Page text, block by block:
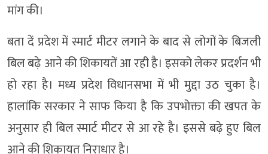
मांग की।
बता दें प्रदेश में स्मार्ट मीटर लगाने के बाद से लोगों के बिजली
बिल बढ़े आने की शिकायतें आ रही है। इसको लेकर प्रदर्शन भी
हो रहा है। मध्य प्रदेश विधानसभा में भी मुद्दा उठ चुका है।
हालांकि सरकार ने साफ किया है कि उपभोक्ता की खपत के
अनुसार ही बिल स्मार्ट मीटर से आ रहे है। इससे बढ़े हुए बिल
आने की शिकायत निराधार है।